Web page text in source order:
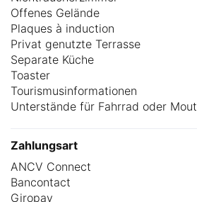
Offenes Gelände
Plaques à induction
Privat genutzte Terrasse
Separate Küche
Toaster
Tourismusinformationen
Unterstände für Fahrrad oder
Zahlungsart
ANCV Connect
Bancontact
Giropay